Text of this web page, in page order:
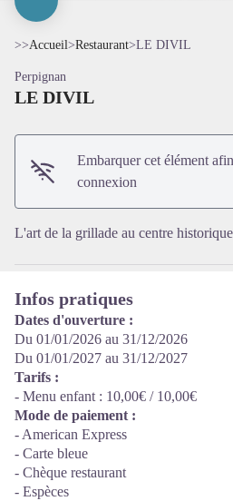
>>Accueil>Restaurant>LE DIVIL
Perpignan
LE DIVIL
Embarquer cet élément
connexion
L'art de la grillade au centre historique
Infos pratiques
Dates d'ouverture :
Du 01/01/2026 au 31/12/2026
Du 01/01/2027 au 31/12/2027
Tarifs :
- Menu enfant : 10,00€ / 10,00€
Mode de paiement :
- American Express
- Carte bleue
- Chèque restaurant
- Espèces